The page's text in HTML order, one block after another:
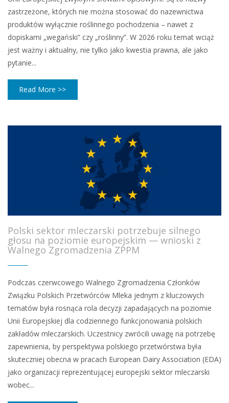
zastrzeżone, których nie można stosować do nazewnictwa
produktów wyłącznie roślinnego pochodzenia – nawet z
dopiskami „wegański” czy „roślinny”. W 2026 roku temat wciąż
jest ważny i aktualny, nie tylko jako kwestia prawna, ale jako
pytanie...
Read More >>
Polski sektor mleczarski potrzebuje silnego
głosu na poziomie europejskim — wnioski z
Walnego Zgromadzenia ZPPM
Podczas czerwcowego Walnego Zgromadzenia Członków
Związku Polskich Przetwórców Mleka jednym z kluczowych
tematów była rosnąca rola decyzji zapadających na poziomie
Unii Europejskiej dla codziennego funkcjonowania polskich
zakładów mleczarskich. Uczestnicy zwrócili uwagę na potrzebę
zapewnienia, by perspektywa polskiego przetwórstwa była
skuteczniej obecna w pracach European Dairy Association (EDA)
jako organizacji reprezentującej europejski sektor mleczarski
wobec...